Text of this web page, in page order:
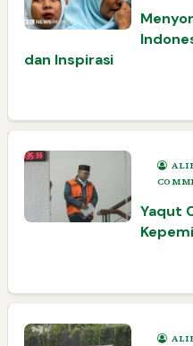
dan Inspirasi
Yaqut